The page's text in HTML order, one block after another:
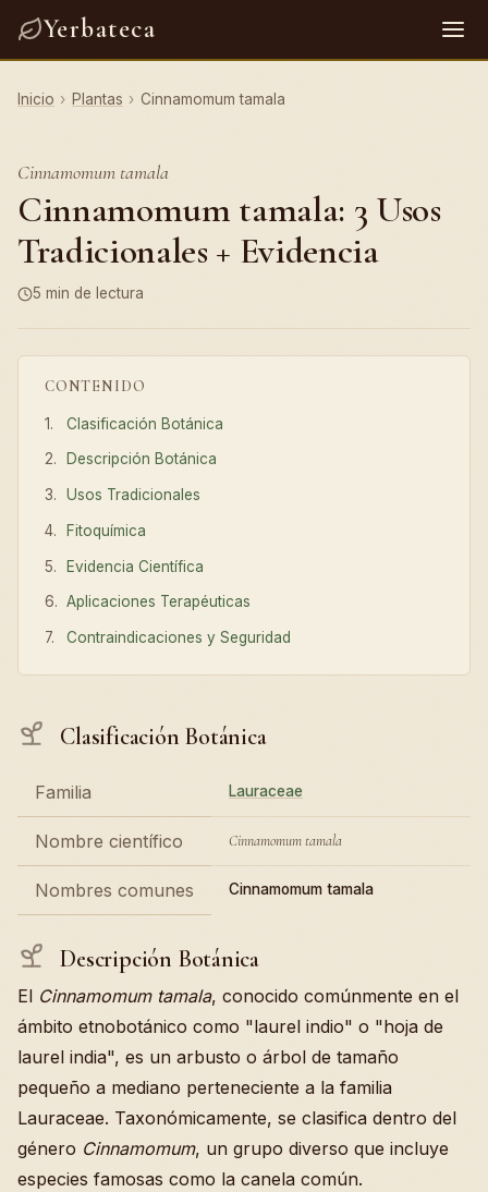
Yerbateca
Inicio › Plantas › Cinnamomum tamala
Cinnamomum tamala
Cinnamomum tamala: 3 Usos
Tradicionales + Evidencia
5 min de lectura
CONTENIDO
Clasificación Botánica
Descripción Botánica
Usos Tradicionales
Fitoquímica
Evidencia Científica
Aplicaciones Terapéuticas
Contraindicaciones y Seguridad
Clasificación Botánica
Familia Lauraceae
Nombre científico Cinnamomum tamala
Nombres comunes Cinnamomum tamala
Descripción Botánica
El Cinnamomum tamala, conocido comúnmente en el
ámbito etnobotánico como "laurel indio" o "hoja de
laurel india", es un arbusto o árbol de tamaño
pequeño a mediano perteneciente a la familia
Lauraceae. Taxonómicamente, se clasifica dentro del
género Cinnamomum, un grupo diverso que incluye
especies famosas como la canela común.